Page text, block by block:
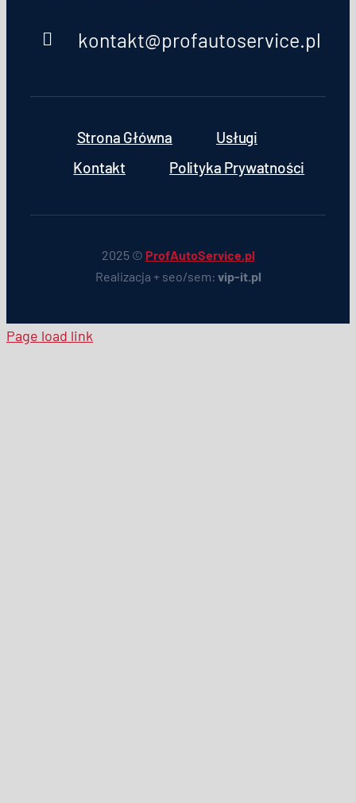
kontakt@profautoservice.pl
Strona Główna
Usługi
Kontakt
Polityka Prywatności
2025 © ProfAutoService.pl
Realizacja + seo/sem: vip-it.pl
Page load link